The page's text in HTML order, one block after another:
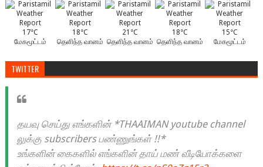
17°C
மேகமூட்டம்
18°C
தெளிந்த வானம்
21°C
தெளிந்த வானம்
18°C
தெளிந்த வானம்
15°C
மேகமூட்டம்
TWITTER
தயவு செய்து எங்களின் *THAAIMAN youtube channel
லுக்கு subscribers பண்ணுங்கள் !!*
உங்களின் கைகளில் எங்களின் தாய் மண் வீடியோக்களை